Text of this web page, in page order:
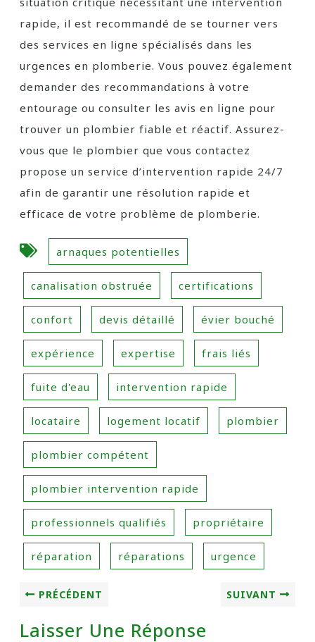
rapide, il est recommandé de se tourner vers
des services en ligne spécialisés dans les
urgences en plomberie. Vous pouvez également
demander des recommandations à votre
entourage ou consulter les avis en ligne pour
trouver un plombier fiable et réactif. Assurez-
vous que le plombier que vous contactez
propose un service d’intervention rapide 24/7
afin de garantir une résolution rapide et
efficace de votre problème de plomberie.
arnaques potentielles
canalisation obstruée certifications
confort devis détaillé évier bouché
expérience expertise frais liés
fuite d'eau intervention rapide
locataire logement locatif plombier
plombier compétent
plombier intervention rapide
professionnels qualifiés propriétaire
réparation réparations urgence
PRÉCÉDENT SUIVANT
Laisser Une Réponse